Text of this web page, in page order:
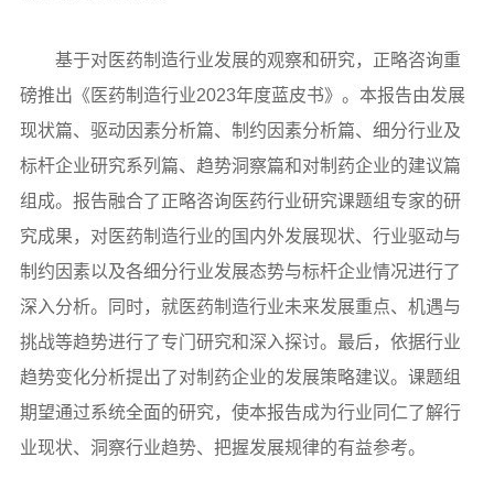
基于对医药制造行业发展的观察和研究，正略咨询重
磅推出《医药制造行业2023年度蓝皮书》。本报告由发展
现状篇、驱动因素分析篇、制约因素分析篇、细分行业及
标杆企业研究系列篇、趋势洞察篇和对制药企业的建议篇
组成。报告融合了正略咨询医药行业研究课题组专家的研
究成果，对医药制造行业的国内外发展现状、行业驱动与
制约因素以及各细分行业发展态势与标杆企业情况进行了
深入分析。同时，就医药制造行业未来发展重点、机遇与
挑战等趋势进行了专门研究和深入探讨。最后，依据行业
趋势变化分析提出了对制药企业的发展策略建议。课题组
期望通过系统全面的研究，使本报告成为行业同仁了解行
业现状、洞察行业趋势、把握发展规律的有益参考。